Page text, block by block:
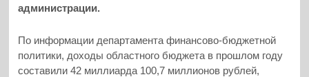
администрации.
По информации департамента финансово-бюджетной
политики, доходы областного бюджета в прошлом году
составили 42 миллиарда 100,7 миллионов рублей,